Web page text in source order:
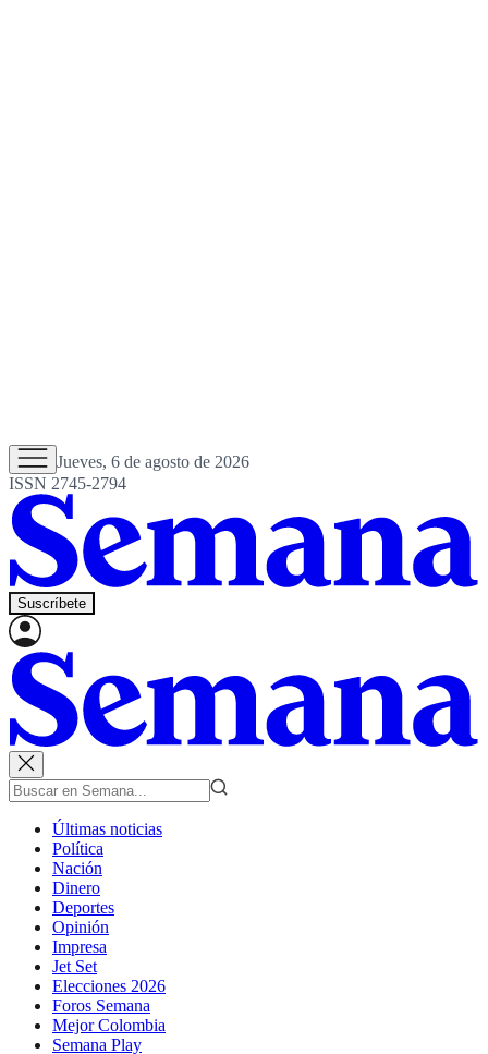
Jueves, 6 de agosto de 2026
ISSN 2745-2794
Suscríbete
Últimas noticias
Política
Nación
Dinero
Deportes
Opinión
Impresa
Jet Set
Elecciones 2026
Foros Semana
Mejor Colombia
Semana Play